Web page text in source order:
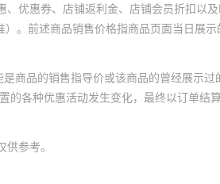
优惠券、店铺返利金、店铺会员折扣
。前述商品销售价格指商品页面当日展
商品的销售指导价或该商品的曾经展示过
各种优惠活动发生变化，最终以订单结算
参考。